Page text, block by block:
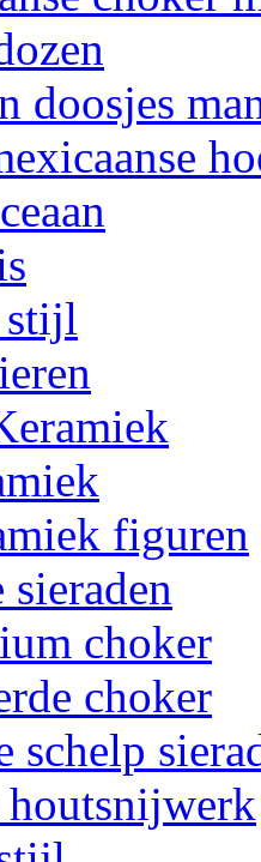
doosjes
stijl
figuren
choker
choker
schelp
houtsnijwerk